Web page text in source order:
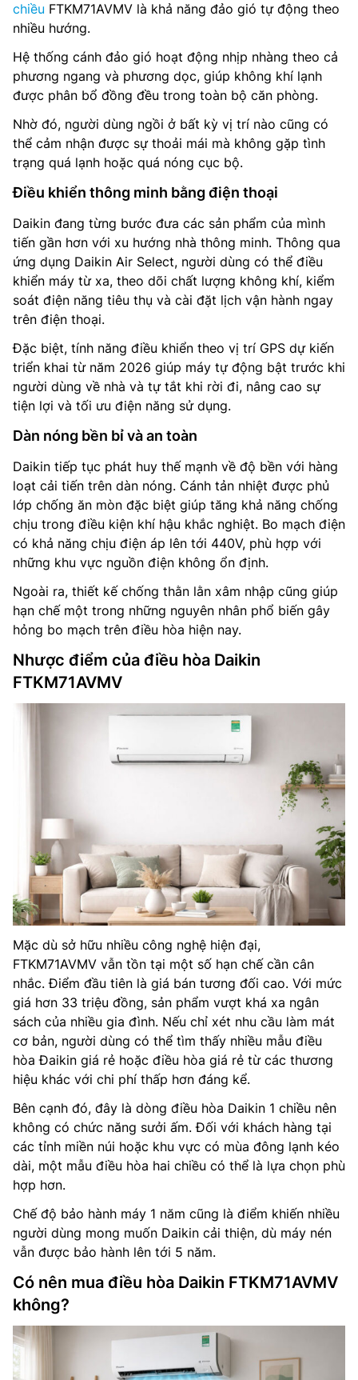
chiều FTKM71AVMV là khả năng đảo gió tự động theo
nhiều hướng.
Hệ thống cánh đảo gió hoạt động nhịp nhàng theo cả
phương ngang và phương dọc, giúp không khí lạnh
được phân bổ đồng đều trong toàn bộ căn phòng.
Nhờ đó, người dùng ngồi ở bất kỳ vị trí nào cũng có
thể cảm nhận được sự thoải mái mà không gặp tình
trạng quá lạnh hoặc quá nóng cục bộ.
Điều khiển thông minh bằng điện thoại
Daikin đang từng bước đưa các sản phẩm của mình
tiến gần hơn với xu hướng nhà thông minh. Thông qua
ứng dụng Daikin Air Select, người dùng có thể điều
khiển máy từ xa, theo dõi chất lượng không khí, kiểm
soát điện năng tiêu thụ và cài đặt lịch vận hành ngay
trên điện thoại.
Đặc biệt, tính năng điều khiển theo vị trí GPS dự kiến
triển khai từ năm 2026 giúp máy tự động bật trước khi
người dùng về nhà và tự tắt khi rời đi, nâng cao sự
tiện lợi và tối ưu điện năng sử dụng.
Dàn nóng bền bỉ và an toàn
Daikin tiếp tục phát huy thế mạnh về độ bền với hàng
loạt cải tiến trên dàn nóng. Cánh tản nhiệt được phủ
lớp chống ăn mòn đặc biệt giúp tăng khả năng chống
chịu trong điều kiện khí hậu khắc nghiệt. Bo mạch điện
có khả năng chịu điện áp lên tới 440V, phù hợp với
những khu vực nguồn điện không ổn định.
Ngoài ra, thiết kế chống thằn lằn xâm nhập cũng giúp
hạn chế một trong những nguyên nhân phổ biến gây
hỏng bo mạch trên điều hòa hiện nay.
Nhược điểm của điều hòa Daikin
FTKM71AVMV
Mặc dù sở hữu nhiều công nghệ hiện đại,
FTKM71AVMV vẫn tồn tại một số hạn chế cần cân
nhắc. Điểm đầu tiên là giá bán tương đối cao. Với mức
giá hơn 33 triệu đồng, sản phẩm vượt khá xa ngân
sách của nhiều gia đình. Nếu chỉ xét nhu cầu làm mát
cơ bản, người dùng có thể tìm thấy nhiều mẫu điều
hòa Đaikin giá rẻ hoặc điều hòa giá rẻ từ các thương
hiệu khác với chi phí thấp hơn đáng kể.
Bên cạnh đó, đây là dòng điều hòa Daikin 1 chiều nên
không có chức năng sưởi ấm. Đối với khách hàng tại
các tỉnh miền núi hoặc khu vực có mùa đông lạnh kéo
dài, một mẫu điều hòa hai chiều có thể là lựa chọn phù
hợp hơn.
Chế độ bảo hành máy 1 năm cũng là điểm khiến nhiều
người dùng mong muốn Daikin cải thiện, dù máy nén
vẫn được bảo hành lên tới 5 năm.
Có nên mua điều hòa Daikin FTKM71AVMV
không?